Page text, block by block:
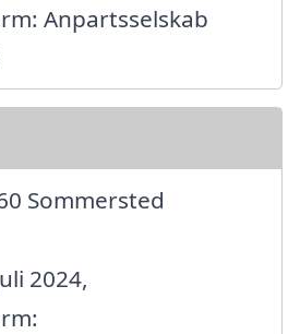
Anpartsselskab
Sommersted
2024,